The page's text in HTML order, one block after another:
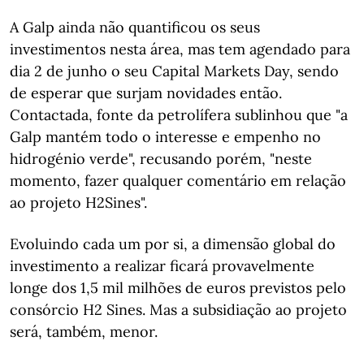
A Galp ainda não quantificou os seus
investimentos nesta área, mas tem agendado para
dia 2 de junho o seu Capital Markets Day, sendo
de esperar que surjam novidades então.
Contactada, fonte da petrolífera sublinhou que "a
Galp mantém todo o interesse e empenho no
hidrogénio verde", recusando porém, "neste
momento, fazer qualquer comentário em relação
ao projeto H2Sines".
Evoluindo cada um por si, a dimensão global do
investimento a realizar ficará provavelmente
longe dos 1,5 mil milhões de euros previstos pelo
consórcio H2 Sines. Mas a subsidiação ao projeto
será, também, menor.